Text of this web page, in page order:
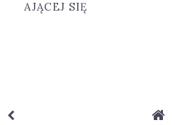
AJĄCEJ SIĘ